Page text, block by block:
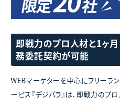
即戦力のプロ人材と1ヶ月
務委託契約が可能
WEBマーケターを中心にフリーラ
ービス『デジパラ』は、即戦力のプ